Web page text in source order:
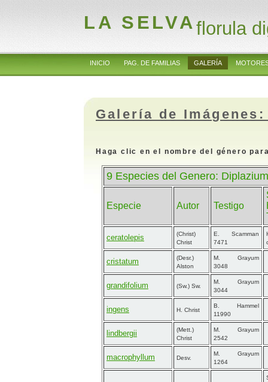
LA SELVAflorula
INICIO PAG. DE FAMILIAS GALERÍA
Galería de
Haga clic en el nombre del género
9 Especies del Genero:
Especie Autor Testigo
ceratolepis
(Christ)
Christ
E. Scamman
7471
cristatum
(Desr.)
Alston
M. Grayum
3048
grandifolium (Sw.) Sw.
M. Grayum
3044
ingens H. Christ
B. Hammel
11990
lindbergii
(Mett.)
Christ
M. Grayum
2542
macrophyllum Desv.
M. Grayum
1264